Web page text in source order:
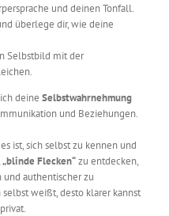
und deinen Tonfall.
überlege dir, wie deine
Selbstbild mit der
deine Selbstwahrnehmung
und Beziehungen.
ist, sich selbst zu kennen und
„blinde Flecken“zu entdecken,
authentischer zu
weißt, desto klarer kannst